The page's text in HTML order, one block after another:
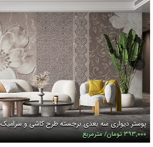
پوستر دیواری سه بعدی برجسته طرح کاشی و سرامیک
۳۹۳,۰۰۰ تومان/ مترمربع